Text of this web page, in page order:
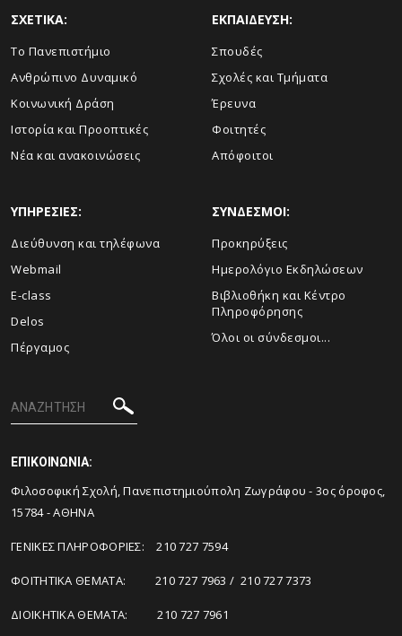
ΣΧΕΤΙΚΑ:
Το Πανεπιστήμιο
Ανθρώπινο Δυναμικό
Κοινωνική Δράση
Ιστορία και Προοπτικές
Νέα και ανακοινώσεις
ΕΚΠΑΙΔΕΥΣΗ:
Σπουδές
Σχολές και Τμήματα
Έρευνα
Φοιτητές
Απόφοιτοι
ΥΠΗΡΕΣΙΕΣ:
Διεύθυνση και τηλέφωνα
Webmail
E-class
Delos
Πέργαμος
ΣΥΝΔΕΣΜΟΙ:
Προκηρύξεις
Ημερολόγιο Εκδηλώσεων
Βιβλιοθήκη και Κέντρο
Πληροφόρησης
Όλοι οι σύνδεσμοι...
ΕΠΙΚΟΙΝΩΝΙΑ:
Φιλοσοφική Σχολή, Πανεπιστημιούπολη Ζωγράφου - 3ος όροφος,
15784 - ΑΘΗΝΑ
ΓΕΝΙΚΕΣ ΠΛΗΡΟΦΟΡΙΕΣ: 210 727 7594
ΦΟΙΤΗΤΙΚΑ ΘΕΜΑΤΑ: 210 727 7963 / 210 727 7373
ΔΙΟΙΚΗΤΙΚΑ ΘΕΜΑΤΑ: 210 727 7961